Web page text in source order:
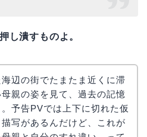
し潰すものよ。
辺の街でたまたま近くに滞
親の姿を見て、過去の記憶
予告PVでは上下に切れた仮
写があるんだけど、これが